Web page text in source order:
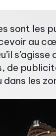
sont les
au
de
dans les